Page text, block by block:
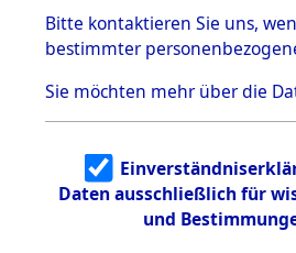
5.3.1 Alliierte
Erhebungen
zu
Todesmärsch
en
5.3.2
Identifizierun
g
5.3.3
Todesmärsch
Bitte kontaktieren Sie uns,
bestimmter
Sie möchten mehr über die
Daten ausschließlich für
und